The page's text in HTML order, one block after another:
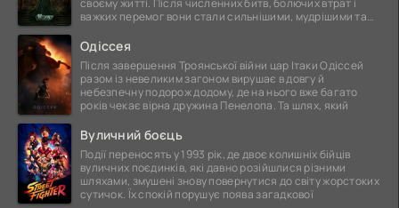
важких перемог вони стали сильнішими, мудрішими та
Одіссея
Після завершення Троянської війни цар Ітаки Одіссей
разом із невеликим загоном вирушає в довгу й
небезпечну подорож додому, де на нього вже багато
років чекає вірна дружина Пенелопа. Та шлях, який
Вуличний боєць
Події переносять у 1993 рік, де двоє колишніх бійців
вуличних поєдинків, які давно розійшлися різними
шляхами, змушені знову повернутися до світу жорстоких
сутичок. Їх спокій порушує поява загадкової